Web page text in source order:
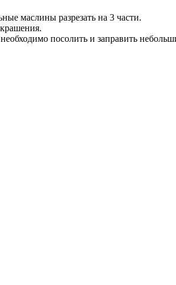
маслины разрезать на 3 части.
посолить и заправить